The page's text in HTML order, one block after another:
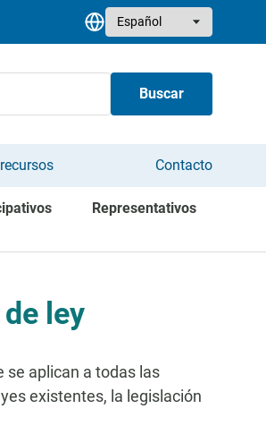
Select your language
Buscar
Contacto
Representativos
ley
se aplican a todas las
existentes, la legislación